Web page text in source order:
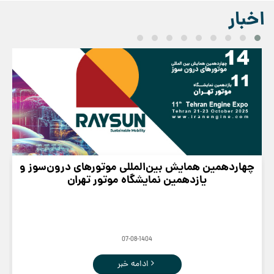
اخبار
چهاردهمین همایش بین‌المللی موتورهای درون‌سوز و
یازدهمین نمایشگاه موتور تهران
07-08-1404
ادامه خبر